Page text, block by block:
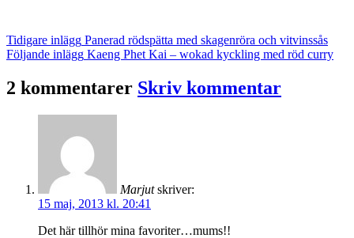
Inläggsnavigering
Tidigare inlägg Panerad rödspätta med skagenröra och vitvinssås
Följande inlägg Kaeng Phet Kai – wokad kyckling med röd curry
2 kommentarer Skriv kommentar
Marjut skriver:
15 maj, 2013 kl. 20:41
Det här tillhör mina favoriter…mums!!